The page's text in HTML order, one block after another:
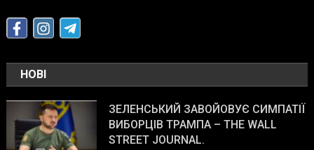
НОВІ
ЗЕЛЕНСЬКИЙ ЗАВОЙОВУЄ СИМПАТІЇ
ВИБОРЦІВ ТРАМПА – THE WALL
STREET JOURNAL.